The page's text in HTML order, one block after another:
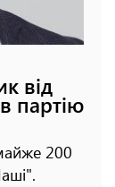
від
партію
200